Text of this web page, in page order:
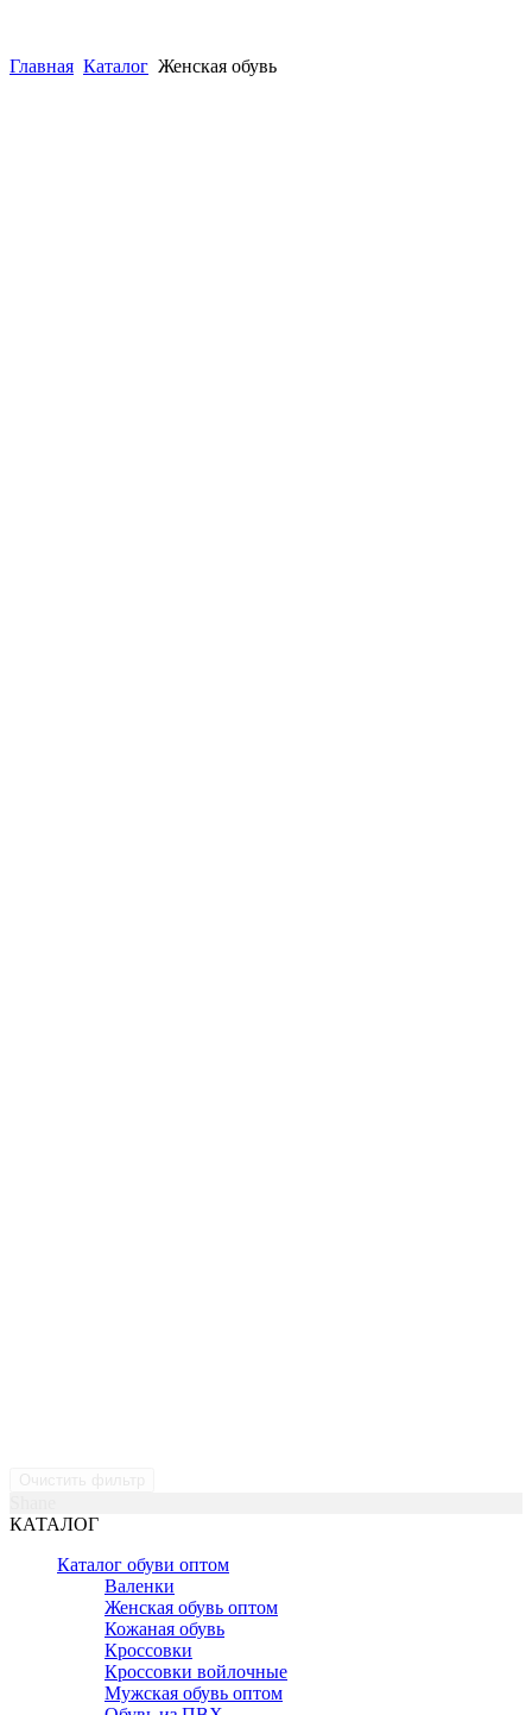
Главная Каталог Женская обувь
КАТАЛОГ
Каталог обуви оптом
Валенки
Женская обувь оптом
Кожаная обувь
Кроссовки
Кроссовки войлочные
Мужская обувь оптом